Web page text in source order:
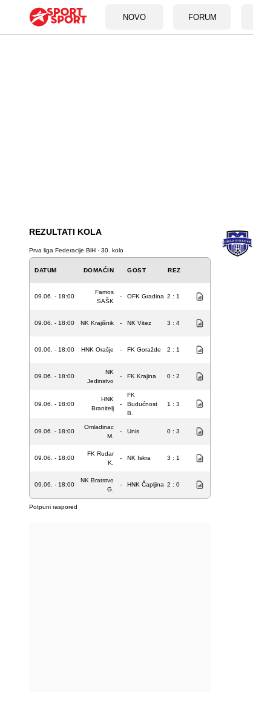
NOVO FORUM
REZULTATI KOLA
Prva liga Federacije BiH - 30. kolo
DATUM DOMAĆIN GOST REZ
09.06. - 18:00
Famos
SAŠK
- OFK Gradina 2 : 1
09.06. - 18:00 NK Krajišnik - NK Vitez 3 : 4
09.06. - 18:00 HNK Orašje - FK Goražde 2 : 1
09.06. - 18:00
NK
Jedinstvo
- FK Krajina 0 : 2
09.06. - 18:00
HNK
Branitelj
-
FK
Budućnost
B.
1 : 3
09.06. - 18:00
Omladinac
M.
- Unis 0 : 3
09.06. - 18:00
FK Rudar
K.
- NK Iskra 3 : 1
09.06. - 18:00
NK Bratstvo
G.
- HNK Čapljina 2 : 0
Potpuni raspored